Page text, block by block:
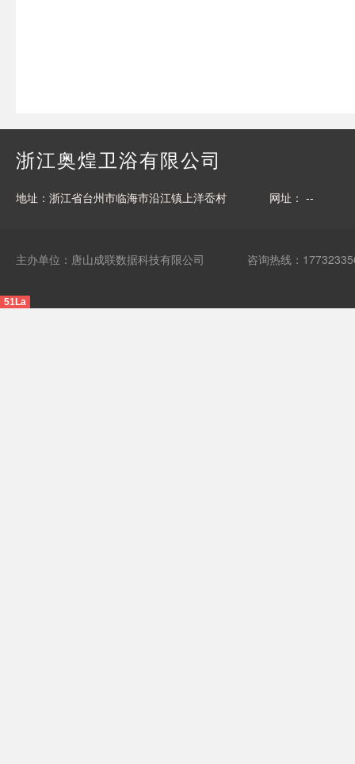
浙江奥煌卫浴有限公司
地址：浙江省台州市临海市沿江镇上洋岙村 网址： --
主办单位：唐山成联数据科技有限公司 咨询热线：
51La